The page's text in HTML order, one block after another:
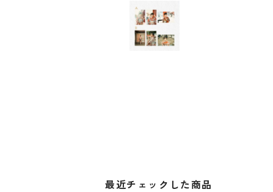
最近チェックした商品